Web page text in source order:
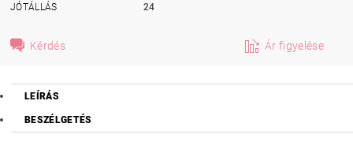
JÓTÁLLÁS
24
Kérdés Ár figyelése
LEÍRÁS
BESZÉLGETÉS